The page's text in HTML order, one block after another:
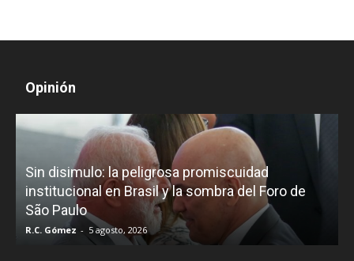
Opinión
Sin disimulo: la peligrosa promiscuidad
institucional en Brasil y la sombra del Foro de
São Paulo
R.C. Gómez - 5 agosto, 2026